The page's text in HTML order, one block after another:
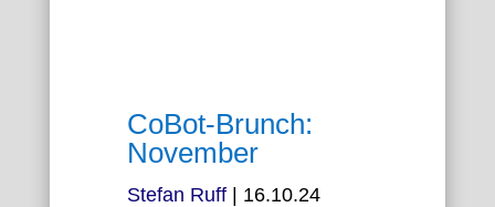
CoBot-Brunch:
November
Stefan Ruff
16.10.24